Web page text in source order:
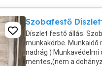
Szobafestő
Díszlet festő állás.
munkakörbe. Munkaidő
nadrág ) Munkavédelmi
mentes,(nem a